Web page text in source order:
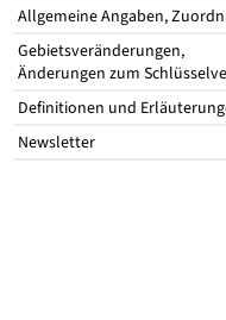
Allgemeine Angaben,
Gebietsveränderungen,
Änderungen zum
Definitionen und
Newsletter